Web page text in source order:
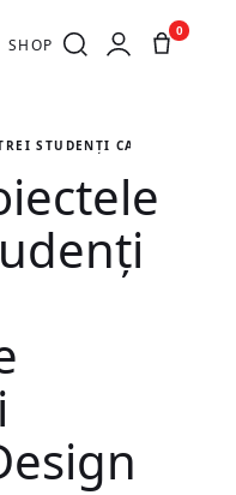
SHOP
0
STUDENȚI CALIFICAȚI ÎN